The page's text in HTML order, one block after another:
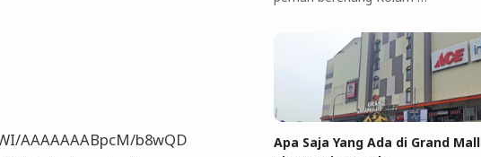
AAAAAAABpcM/b8wQD
Apa Saja Yang Ada di Grand Mall